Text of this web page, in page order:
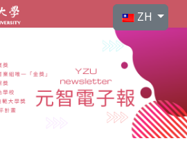
選擇你的語言
ZH